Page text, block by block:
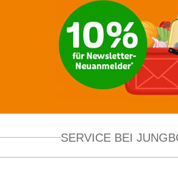
SERVICE BEI